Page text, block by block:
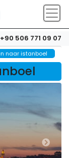
+90 506 771 09 07
naar istanboel